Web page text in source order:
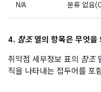
N/A 분류 없음
4. 참조열의 항목은 무엇을
취약점 세부정보 표의 참조
직을 나타내는 접두어를 포